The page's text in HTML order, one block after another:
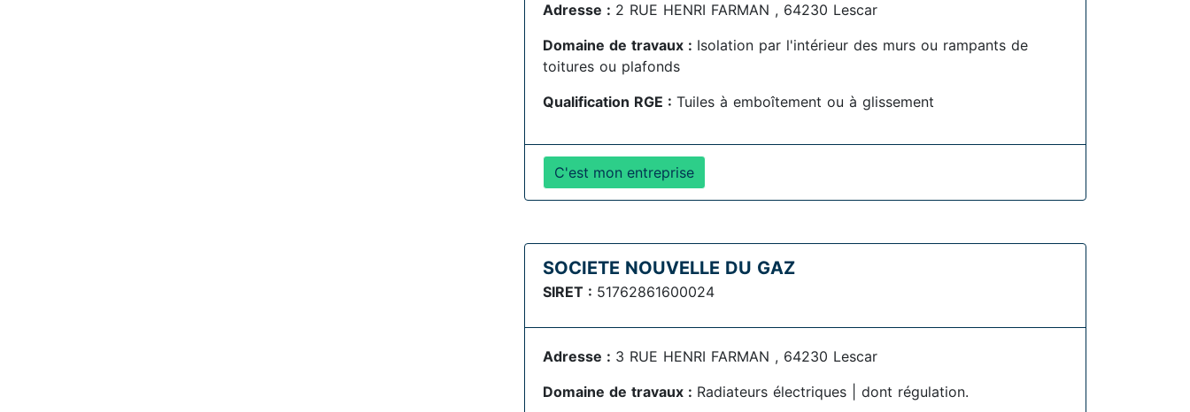
Adresse : 2 RUE HENRI FARMAN , 64230 Lescar
Domaine de travaux : Isolation par l'intérieur des murs ou rampants de
toitures ou plafonds
Qualification RGE : Tuiles à emboîtement ou à glissement
C'est mon entreprise
SOCIETE NOUVELLE DU GAZ
SIRET : 51762861600024
Adresse : 3 RUE HENRI FARMAN , 64230 Lescar
Domaine de travaux : Radiateurs électriques | dont régulation.